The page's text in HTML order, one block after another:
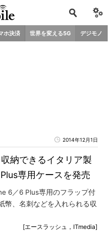
ホ決済 世界を変える5G デジモノ
2014年12月1日
納できるイタリア製
専用ケースを発売
6／6 Plus専用のフラップ付
幣、名刺などを入れられる収
[エースラッシュ，ITmedia]